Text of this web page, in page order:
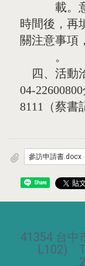
載。意者
時間後，再
關注意事項
。
四、活動
04-
8111（蔡書
參訪申請書.docx
Share
41354 台中
L102)